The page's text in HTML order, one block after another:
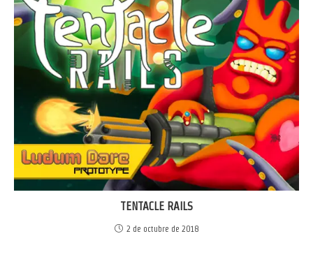
TENTACLE RAILS
2 de octubre de 2018